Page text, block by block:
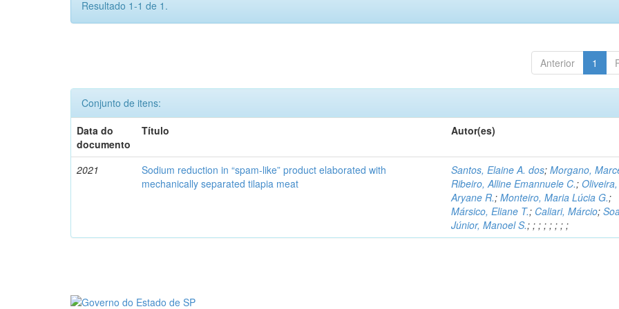
Resultado 1-1 de 1.
Anterior 1
Conjunto de itens:
Data do
documento
Título Autor(es)
2021
Sodium reduction in “spam-like” product elaborated with
mechanically separated tilapia meat
Santos, Elaine A. dos;Morgano,
Ribeiro, Alline Emannuele C.;Oliveira,
Aryane R.;Monteiro, Maria Lúcia G.;
Mársico, Eliane T.; Caliari, Márcio;
Júnior, Manoel S.;;;;;;;;